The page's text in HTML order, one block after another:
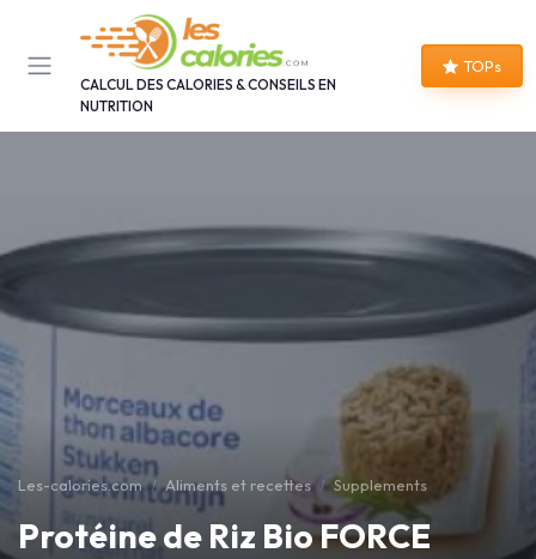
CALCUL DES CALORIES & CONSEILS EN
NUTRITION
TOPs
Les-calories.com Aliments et recettes Supplements
Protéine de Riz Bio FORCE
Panneau de gestion des cookies